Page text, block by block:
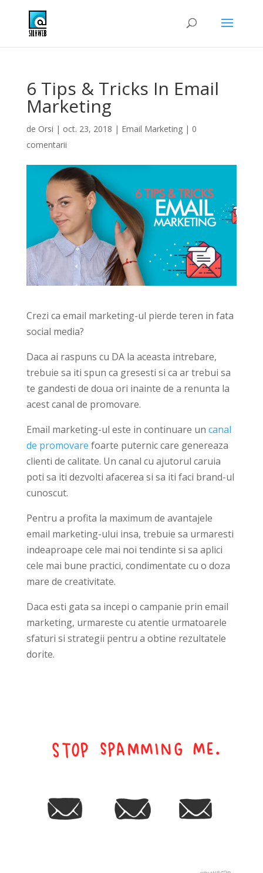
6 Tips & Tricks In Email
Marketing
de Orsi | oct. 23, 2018 | Email Marketing| 0
comentarii
Crezi ca email marketing-ul pierde teren in fata
social media?
Daca ai raspuns cu DA la aceasta intrebare,
trebuie sa iti spun ca gresesti si ca ar trebui sa
te gandesti de doua ori inainte de a renunta la
acest canal de promovare.
Email marketing-ul este in continuare un canal
de promovare foarte puternic care genereaza
clienti de calitate. Un canal cu ajutorul caruia
poti sa iti dezvolti afacerea si sa iti faci brand-ul
cunoscut.
Pentru a profita la maximum de avantajele
email marketing-ului insa, trebuie sa urmaresti
indeaproape cele mai noi tendinte si sa aplici
cele mai bune practici, condimentate cu o doza
mare de creativitate.
Daca esti gata sa incepi o campanie prin email
marketing, urmareste cu atentie urmatoarele
sfaturi si strategii pentru a obtine rezultatele
dorite.